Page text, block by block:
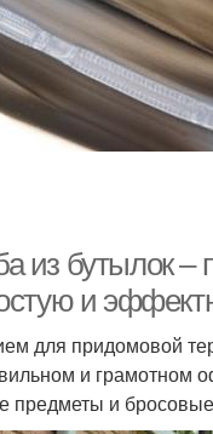
из бутылок –
и
для придомовой
и грамотном
предметы и